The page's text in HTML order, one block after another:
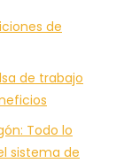
de
de trabajo
Todo lo
sistema de